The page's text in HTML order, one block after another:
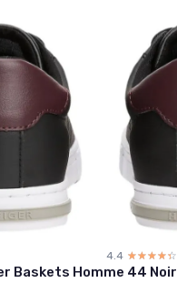
4.4 ☆☆☆☆☆
★★★★★
Baskets Homme 44 Noir